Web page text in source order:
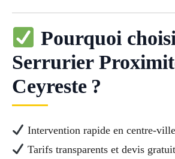
Pourquoi
Serrurier
Ceyreste ?
Intervention rapide en centre-
Tarifs transparents et devis gratuit